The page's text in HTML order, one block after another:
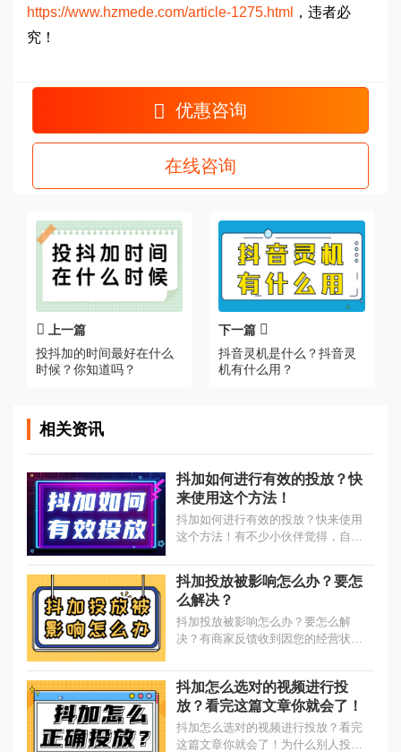
https://www.hzmede.com/article-1275.html
，违者必
究！
优惠咨询
在线咨询
上一篇
投抖加的时间最好在什么
时候？你知道吗？
下一篇
抖音灵机是什么？抖音灵
机有什么用？
相关资讯
抖加如何进行有效的投放？快
来使用这个方法！
抖加如何进行有效的投放？快来使用
这个方法！有不少小伙伴觉得，自己
是有效的，这样浪费了自己不少的
钱...
抖加投放被影响怎么办？要怎
么解决？
抖加投放被影响怎么办？要怎么解
决？有商家反馈收到因您的经营状态
限制措施的提示信息。那么应该如何
避免此类问题的发生呢？...
抖加怎么选对的视频进行投
放？看完这篇文章你就会了！
抖加怎么选对的视频进行投放？看完
这篇文章你就会了！为什么别人投抖